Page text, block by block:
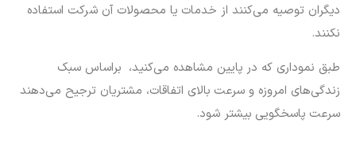
دیگران توصیه می‌کنند از خدمات یا محصولات آن شرکت استفاده
نکنند.
طبق نموداری که در پایین مشاهده می‌کنید، براساس سبک
زندگی‌های امروزه و سرعت بالای اتفاقات، مشتریان ترجیح می‌دهند
سرعت پاسخگویی بیشتر شود.